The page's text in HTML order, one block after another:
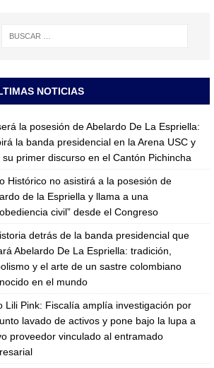
NOTICIAS
la posesión de Abelardo De La Espriella:
la banda presidencial en la Arena USC y
su primer discurso en el Cantón Pichincha
Histórico no asistirá a la posesión de
de la Espriella y llama a una
civil” desde el Congreso
detrás de la banda presidencial que
Abelardo De La Espriella: tradición,
y el arte de un sastre colombiano
en el mundo
Lili Pink: Fiscalía amplía investigación por
lavado de activos y pone bajo la lupa a
proveedor vinculado al entramado